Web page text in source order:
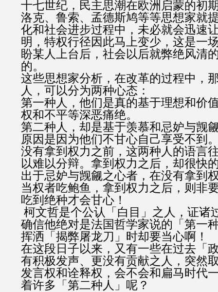
十七世纪，民主思潮在欧洲启蒙的初
洛克、鲁索、孟德斯鸠等等思想家就
化和社会进步过程中，未必就会迅速
明，特权行径因此马上变少，这是一
盼某人上台后，社会以后就弊绝风清
的。
这些思想家分析，在改革的过程中，
人，可以分为两种心态：
第一种人，他们是真的基于理想和价
权和不平等深恶痛绝。
第二种人，却是基于羡慕和忌妒与觊
原因是因为他们不甘心自己享受不到
没有拿到权力之前，这两种人的语言
以难以分辩。拿到权力之后，却很
出于忌妒与觊觎之心者，在没有拿到
当权者吃鲍鱼，拿到权力之后，则非
吃到绝种才会甘心！
柯文哲是个公认「白目」之人，证诸
确信他绝对是法国哲学家说的「第一
挥洒「揭弊屠龙刀」时却要当心啊！
在这段日子以来，又有一些在过去「
有积极发声、更没有贡献之人，突然
发言权和诠释权，会不会和扁马时代
着许多「第二种人」呢？